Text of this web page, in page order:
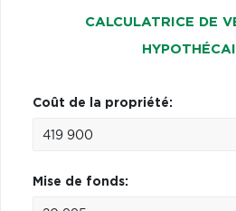
CALCULATRICE DE
Coût de la propriété:
Mise de fonds: